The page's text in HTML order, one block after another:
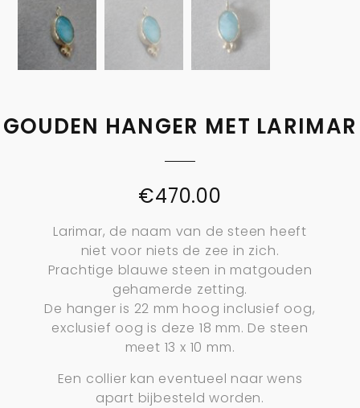
GOUDEN HANGER MET LARIMAR
€470.00
Larimar, de naam van de steen heeft
niet voor niets de zee in zich.
Prachtige blauwe steen in matgouden
gehamerde zetting.
De hanger is 22 mm hoog inclusief oog,
exclusief oog is deze 18 mm. De steen
meet 13 x 10 mm.
Een collier kan eventueel naar wens
apart bijbesteld worden.